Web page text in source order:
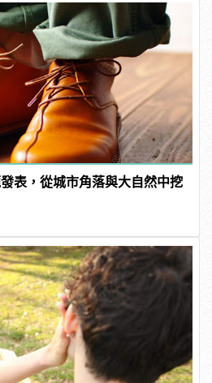
表，從城市角落與大自然中挖